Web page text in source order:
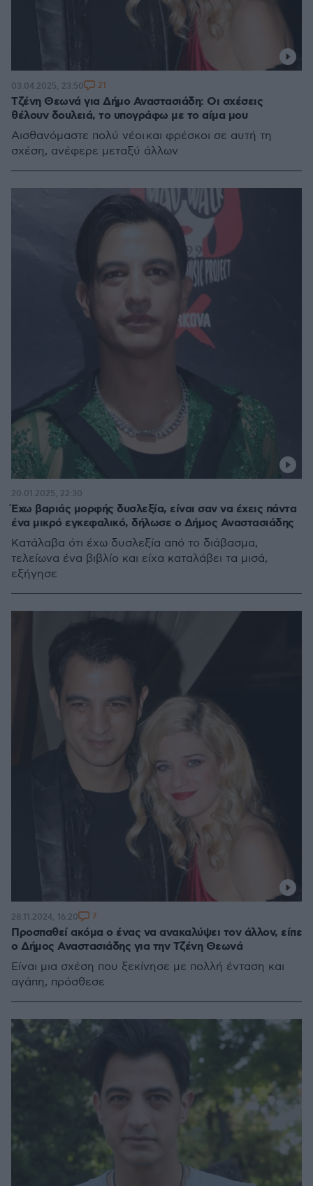
Τζένη Θεωνά για Δήμο Αναστασιάδη: Οι σχέσεις
θέλουν δουλειά, το υπογράφω με το αίμα μου
Αισθανόμαστε πολύ νέοι και φρέσκοι σε αυτή τη
σχέση, ανέφερε μεταξύ άλλων
03.04.2025, 23:50 21
Έχω βαριάς μορφής δυσλεξία, είναι σαν να έχεις πάντα
ένα μικρό εγκεφαλικό, δήλωσε ο Δήμος Αναστασιάδης
Κατάλαβα ότι έχω δυσλεξία από το διάβασμα,
τελείωνα ένα βιβλίο και είχα καταλάβει τα μισά,
εξήγησε
20.01.2025, 22:30
Προσπαθεί ακόμα ο ένας να ανακαλύψει τον άλλον, είπε
ο Δήμος Αναστασιάδης για την Τζένη Θεωνά
Είναι μια σχέση που ξεκίνησε με πολλή ένταση και
αγάπη, πρόσθεσε
28.11.2024, 16:20 7